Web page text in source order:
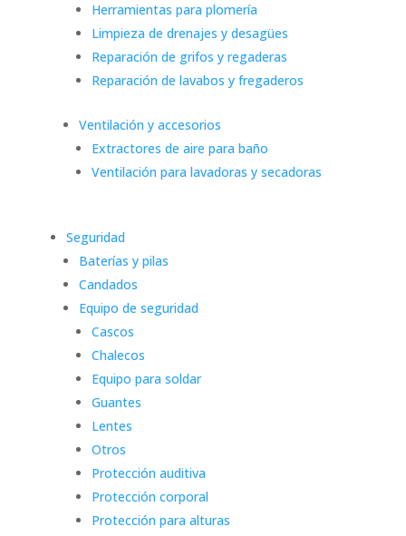
Herramientas para plomería
Limpieza de drenajes y desagües
Reparación de grifos y regaderas
Reparación de lavabos y fregaderos
Ventilación y accesorios
Extractores de aire para baño
Ventilación para lavadoras y secadoras
Seguridad
Baterías y pilas
Candados
Equipo de seguridad
Cascos
Chalecos
Equipo para soldar
Guantes
Lentes
Otros
Protección auditiva
Protección corporal
Protección para alturas